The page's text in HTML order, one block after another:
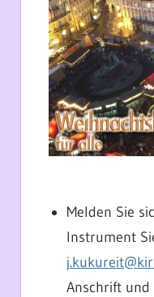
Melden Sie
Instrument
Anschrift und